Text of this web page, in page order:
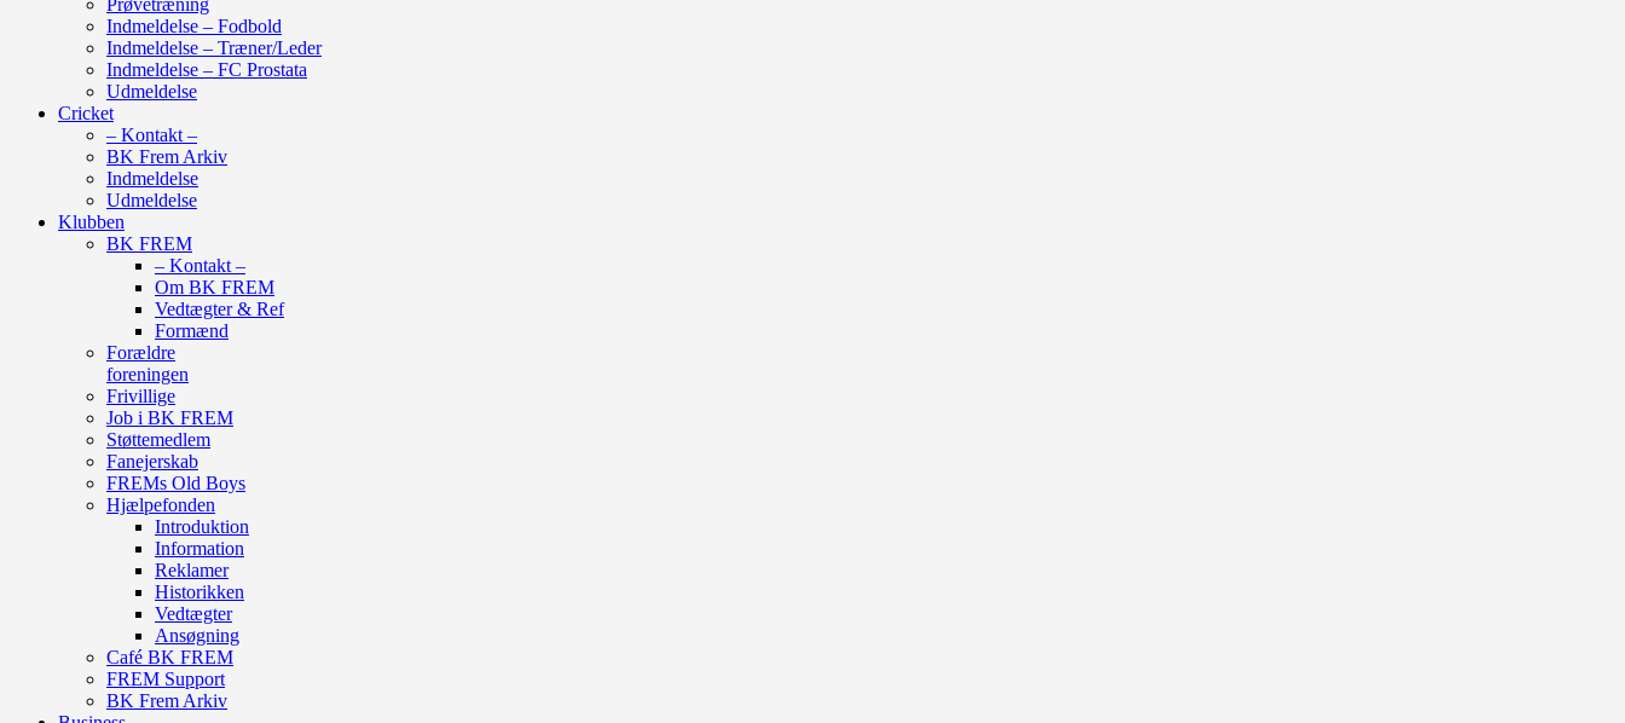
Indmeldelse – Fodbold
Indmeldelse – Træner/Leder
Indmeldelse – FC Prostata
Udmeldelse
Cricket
– Kontakt –
BK Frem Arkiv
Indmeldelse
Udmeldelse
Klubben
BK FREM
– Kontakt –
Om BK FREM
Vedtægter & Ref
Formænd
Forældre
foreningen
Frivillige
Job i BK FREM
Støttemedlem
Fanejerskab
FREMs Old Boys
Hjælpefonden
Introduktion
Information
Reklamer
Historikken
Vedtægter
Ansøgning
Café BK FREM
FREM Support
BK Frem Arkiv